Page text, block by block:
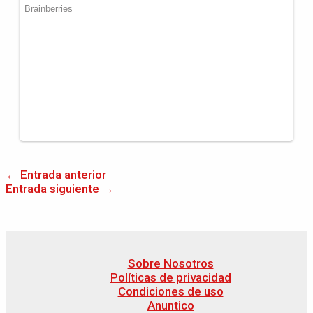
← Entrada anterior
Entrada siguiente →
Sobre Nosotros
Políticas de privacidad
Condiciones de uso
Anuntico